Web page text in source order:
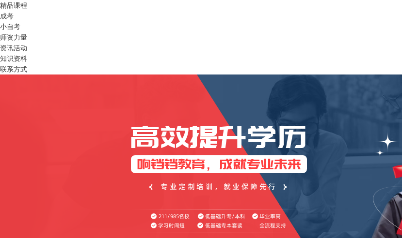
精品课程
成考
小自考
师资力量
资讯活动
知识资料
联系方式
高效提升学历
响铛铛教育，成就专业未来
专业定制培训，就业保障先行
211/985名校
学习时间短
低基础升专/本科
低基础专本套读
毕业率高
全流程支持